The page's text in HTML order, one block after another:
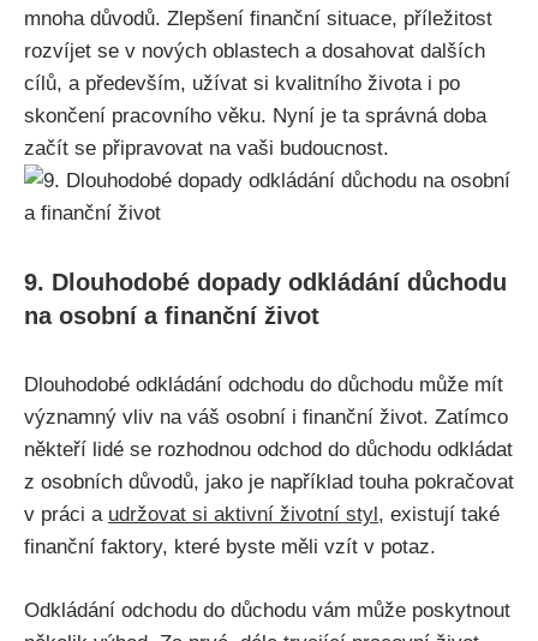
mnoha důvodů. Zlepšení finanční situace, příležitost
rozvíjet se v nových oblastech a dosahovat dalších
cílů, a především, užívat si kvalitního života i po
skončení pracovního věku. Nyní je ta správná doba
začít se připravovat na vaši budoucnost.
9. Dlouhodobé dopady odkládání důchodu
na osobní a finanční život
Dlouhodobé odkládání odchodu do důchodu může mít
významný vliv na váš osobní i finanční život. Zatímco
někteří lidé se rozhodnou odchod do důchodu odkládat
z osobních důvodů, jako je například touha pokračovat
v práci a udržovat si aktivní životní styl , existují také
finanční faktory, které byste měli vzít v potaz.
Odkládání odchodu do důchodu vám může poskytnout